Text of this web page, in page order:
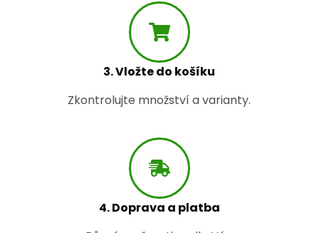
3. Vložte do košíku
Zkontrolujte množství a varianty.
4. Doprava a platba